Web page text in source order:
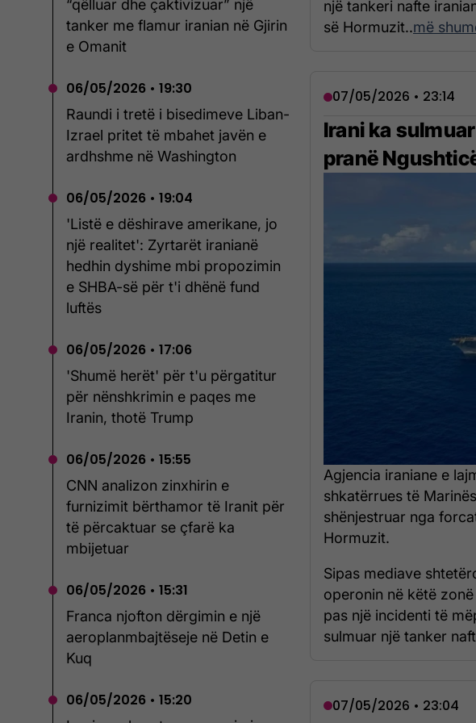
“qëlluar dhe çaktivizuar” një
tanker me flamur iranian në Gjirin
e Omanit
06/05/2026 • 19:30
Raundi i tretë i bisedimeve Liban-
Izrael pritet të mbahet javën e
ardhshme në Washington
06/05/2026 • 19:04
'Listë e dëshirave amerikane, jo
një realitet': Zyrtarët iranianë
hedhin dyshime mbi propozimin
e SHBA-së për t'i dhënë fund
luftës
06/05/2026 • 17:06
'Shumë herët' për t'u përgatitur
për nënshkrimin e paqes me
Iranin, thotë Trump
06/05/2026 • 15:55
CNN analizon zinxhirin e
furnizimit bërthamor të Iranit për
të përcaktuar se çfarë ka
mbijetuar
06/05/2026 • 15:31
Franca njofton dërgimin e një
aeroplanmbajtëseje në Detin e
Kuq
06/05/2026 • 15:20
një tankeri nafte
së Hormuzit..më
07/05/2026 • 23:14
Irani ka
pranë
Agjencia iraniane e
shkatërrues të
shënjestruar nga
Hormuzit.
Sipas mediave
operonin në këtë
pas një incidenti të
sulmuar një tanker
07/05/2026 • 23:04